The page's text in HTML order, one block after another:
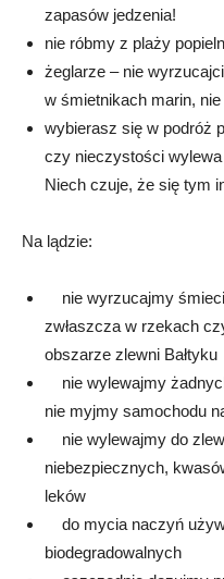
zapasów jedzenia!
nie róbmy z plaży
żeglarze – nie
w śmietnikach marin,
wybierasz się w podróż
czy nieczystości
Niech czuje, że się tym
Na lądzie:
nie wyrzucajmy
zwłaszcza w rzekach
obszarze zlewni Bałtyku
nie wylewajmy
nie myjmy samochodu
nie wylewajmy do
niebezpiecznych,
leków
do mycia naczyń
biodegradowalnych